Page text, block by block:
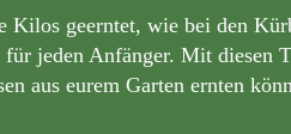
Kilos geerntet, wie bei den
jeden Anfänger. Mit diesen
aus eurem Garten ernten